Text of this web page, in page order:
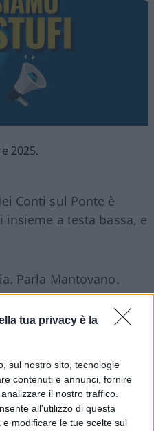
tua privacy è la
sul nostro sito, tecnologie
contenuti e annunci, fornire
il nostro traffico.
all'utilizzo di questa
modificare le tue scelte sul
2025.
Conti sul Ponte è
insieme a testa bassa, e
Parla Mantovano.